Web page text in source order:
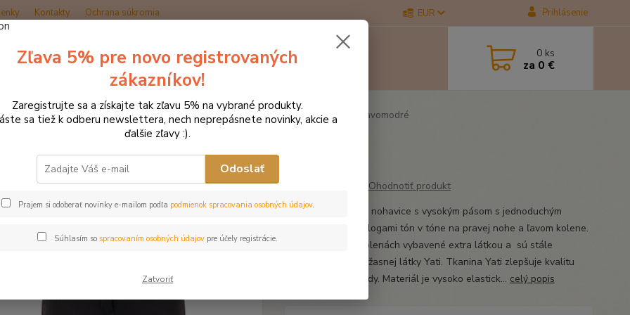
Kontakty Ochrana súkromia EUR Prihlásenie
Hľadať 0 ks
za 0 €
oblečenia MONTAR ZĽAVY! Jazdecké nohavice MONTAR Essential Yati tmavomodré
Essential Yati tmavomodré
Ohodnotiť produkt
Základné jazdecké nohavice s vysokým pásom s jednoduchým
dizajnom s malými logami tón v tóne na pravej nohe a ľavom kolene.
Nohavičky sú na kolenách vybavené extra látkou a sú stále
vyrobené z našej úžasnej látky Yati. Tkanina Yati zlepšuje kvalitu
vášho zážitku z jazdy. Materiál je vysoko elastick... celý popis
Zľava 5% pre novo registrovaných
zákazníkov!
Zaregistrujte sa a získajte tak zľavu 5% na vybrané produkty.
sa tiež k odberu newslettera, nech neprepásnete novinky, akcie a
ďalšie zľavy :).
Odoslať
Prajem si odoberať novinky e-mailom podľa podmienok spracovania osobných údajov.
Súhlasím so spracovaním osobných údajov pre účely registrácie.
Zatvoriť